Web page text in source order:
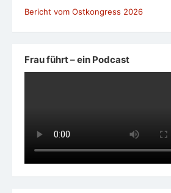
Bericht vom Ostkongress 2026
Frau führt – ein Podcast